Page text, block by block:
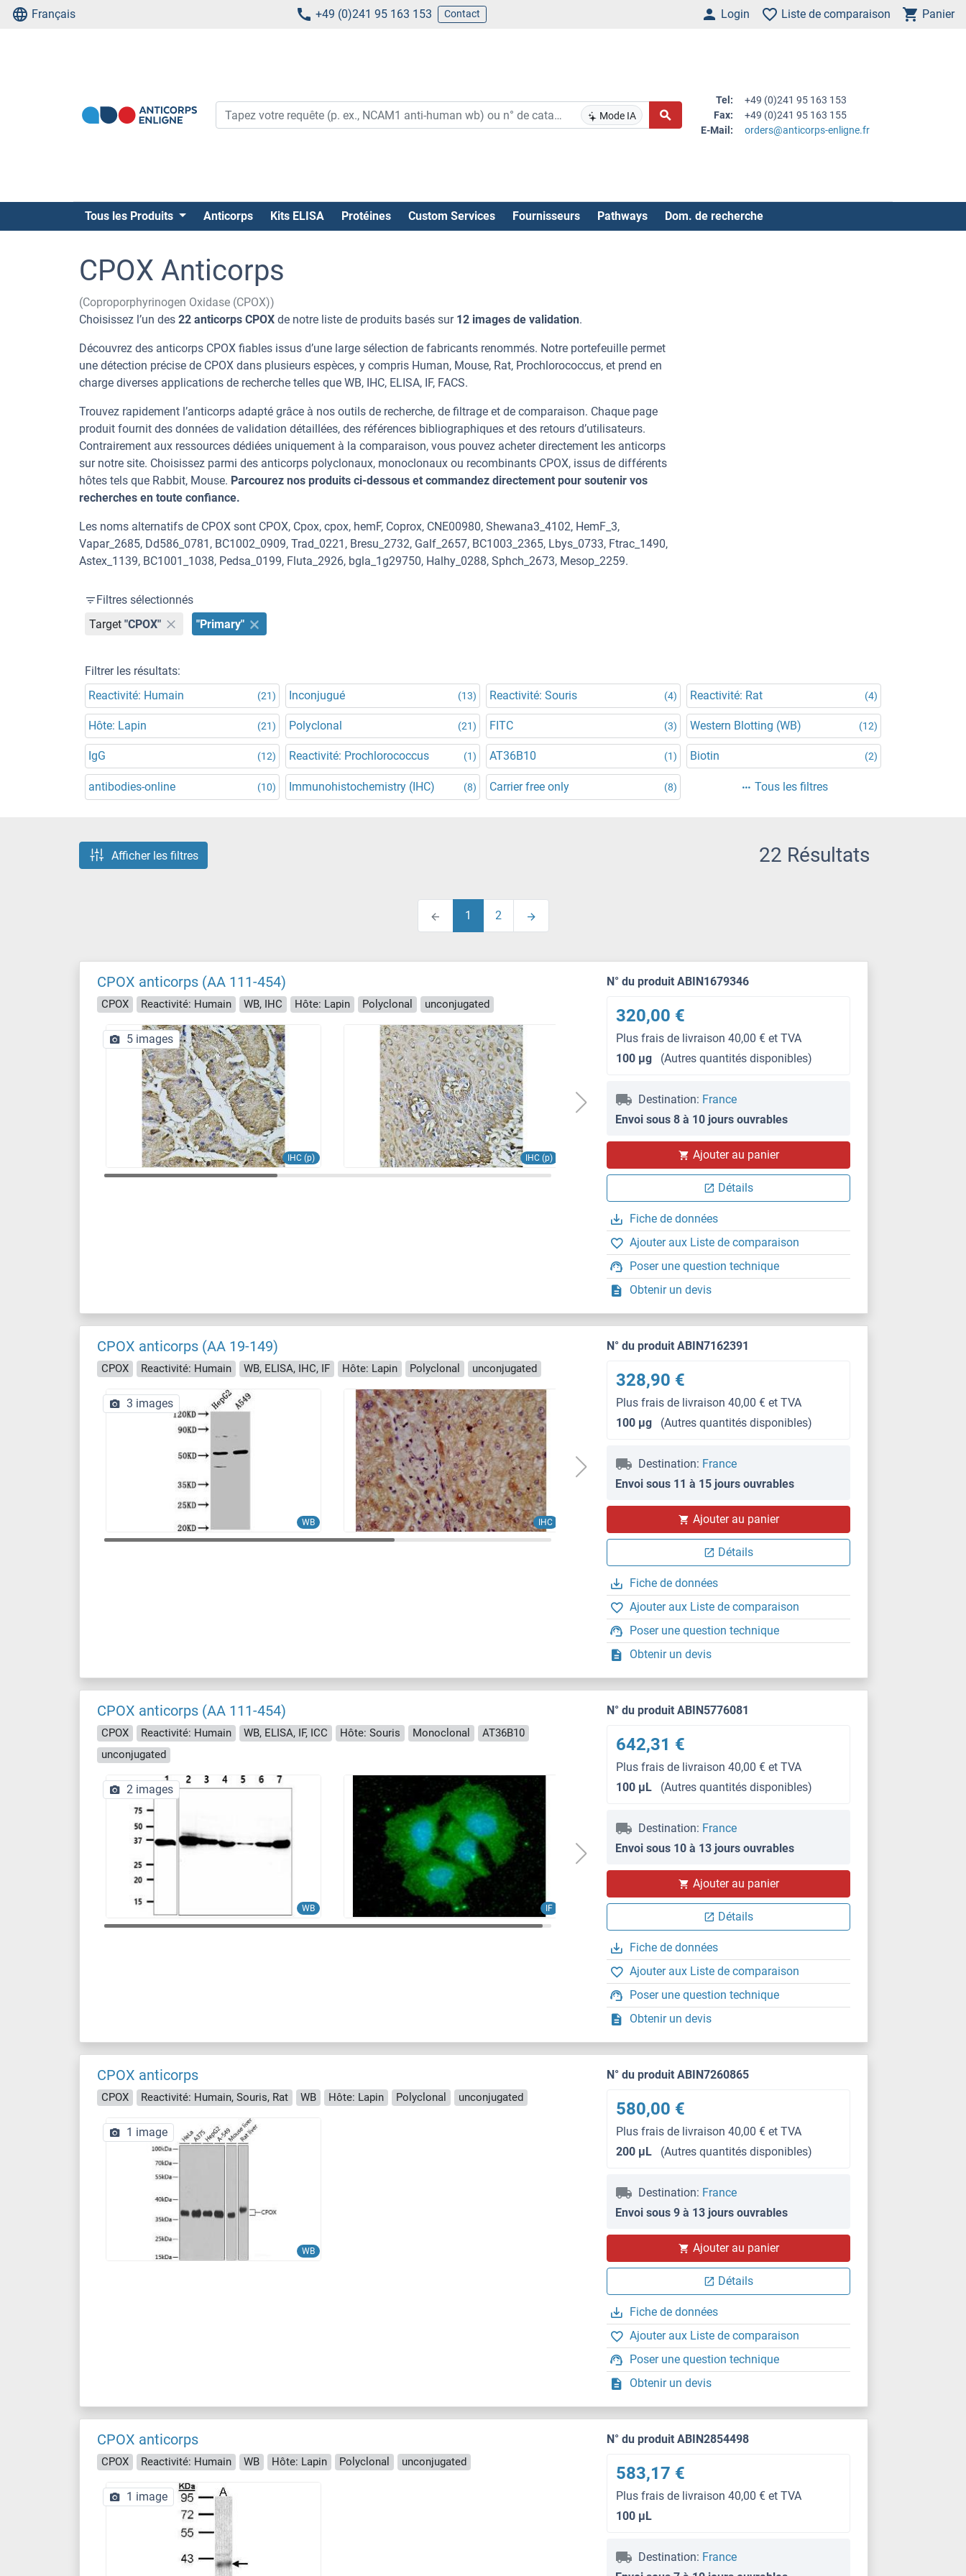
Français +49 (0)241 95 163 153 Contact Login Liste de comparaison Panier
Mode IA
Tel:
+49 (0)241 95 163 153
Fax:
+49 (0)241 95 163 155
E-Mail:
orders@anticorps-enligne.fr
Tous les Produits Anticorps Kits ELISA Protéines Custom Services Fournisseurs Pathways Dom. de recherche
CPOX Anticorps
(Coproporphyrinogen Oxidase (CPOX))
Choisissez l’un des 22 anticorps CPOX de notre liste de produits basés sur 12 images de validation.
Découvrez des anticorps CPOX fiables issus d’une large sélection de fabricants renommés. Notre portefeuille permet
une détection précise de CPOX dans plusieurs espèces, y compris Human, Mouse, Rat, Prochlorococcus, et prend en
charge diverses applications de recherche telles que WB, IHC, ELISA, IF, FACS.
Trouvez rapidement l’anticorps adapté grâce à nos outils de recherche, de filtrage et de comparaison. Chaque page
produit fournit des données de validation détaillées, des références bibliographiques et des retours d’utilisateurs.
Contrairement aux ressources dédiées uniquement à la comparaison, vous pouvez acheter directement les anticorps
sur notre site. Choisissez parmi des anticorps polyclonaux, monoclonaux ou recombinants CPOX, issus de différents
hôtes tels que Rabbit, Mouse. Parcourez nos produits ci-dessous et commandez directement pour soutenir vos
recherches en toute confiance.
Les noms alternatifs de CPOX sont CPOX, Cpox, cpox, hemF, Coprox, CNE00980, Shewana3_4102, HemF_3,
Vapar_2685, Dd586_0781, BC1002_0909, Trad_0221, Bresu_2732, Galf_2657, BC1003_2365, Lbys_0733, Ftrac_1490,
Astex_1139, BC1001_1038, Pedsa_0199, Fluta_2926, bgla_1g29750, Halhy_0288, Sphch_2673, Mesop_2259.
Filtres sélectionnés
Target "CPOX" "Primary"
Filtrer les résultats:
Reactivité: Humain
(21) Inconjugué (13) Reactivité: Souris (4) Reactivité: Rat (4)
Hôte: Lapin (21) Polyclonal (21) FITC (3) Western Blotting (WB) (12)
IgG (12) Reactivité: Prochlorococcus (1) AT36B10 (1) Biotin (2)
antibodies-online (10) Immunohistochemistry (IHC) (8) Carrier free only (8) Tous les filtres
Afficher les filtres 22 Résultats
1 2
CPOX anticorps (AA 111-454)
CPOX Reactivité: Humain WB, IHC Hôte: Lapin Polyclonal unconjugated
IHC (p) IHC (p)
IHC (p)
5 images
N° du produit ABIN1679346
320,00 €
Plus frais de livraison 40,00 € et TVA
100 μg
(Autres quantités disponibles)
Destination: France
Envoi sous 8 à 10 jours ouvrables
Ajouter au panier
Détails
Fiche de données
Ajouter aux Liste de comparaison
Poser une question technique
Obtenir un devis
CPOX anticorps (AA 19-149)
CPOX Reactivité: Humain WB, ELISA, IHC, IF Hôte: Lapin Polyclonal unconjugated
WB IHC
3 images
N° du produit ABIN7162391
328,90 €
Plus frais de livraison 40,00 € et TVA
100 μg
(Autres quantités disponibles)
Destination: France
Envoi sous 11 à 15 jours ouvrables
Ajouter au panier
Détails
Fiche de données
Ajouter aux Liste de comparaison
Poser une question technique
Obtenir un devis
CPOX anticorps (AA 111-454)
CPOX Reactivité: Humain WB, ELISA, IF, ICC Hôte: Souris Monoclonal
AT36B10
unconjugated
WB IF
2 images
N° du produit ABIN5776081
642,31 €
Plus frais de livraison 40,00 € et TVA
100 μL
(Autres quantités disponibles)
Destination: France
Envoi sous 10 à 13 jours ouvrables
Ajouter au panier
Détails
Fiche de données
Ajouter aux Liste de comparaison
Poser une question technique
Obtenir un devis
CPOX anticorps
CPOX Reactivité: Humain, Souris, Rat WB Hôte: Lapin Polyclonal unconjugated
WB
1 image
N° du produit ABIN7260865
580,00 €
Plus frais de livraison 40,00 € et TVA
200 μL
(Autres quantités disponibles)
Destination: France
Envoi sous 9 à 13 jours ouvrables
Ajouter au panier
Détails
Fiche de données
Ajouter aux Liste de comparaison
Poser une question technique
Obtenir un devis
CPOX anticorps
CPOX Reactivité: Humain WB Hôte: Lapin Polyclonal unconjugated
1 image
N° du produit ABIN2854498
583,17 €
Plus frais de livraison 40,00 € et TVA
100 μL
Destination: France